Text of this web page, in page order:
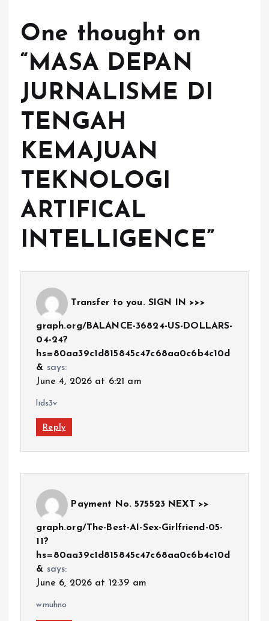
One thought on
“MASA DEPAN
JURNALISME DI
TENGAH
KEMAJUAN
TEKNOLOGI
ARTIFICAL
INTELLIGENCE”
Transfer to you. SIGN IN >>>
graph.org/BALANCE-36824-US-DOLLARS-
04-24?
hs=80aa39c1d815845c47c68aa0c6b4c10d
& says:
June 4, 2026 at 6:21 am
lids3v
Reply
Payment No. 575523 NEXT >>
graph.org/The-Best-AI-Sex-Girlfriend-05-
11?
hs=80aa39c1d815845c47c68aa0c6b4c10d
& says:
June 6, 2026 at 12:39 am
wmuhno